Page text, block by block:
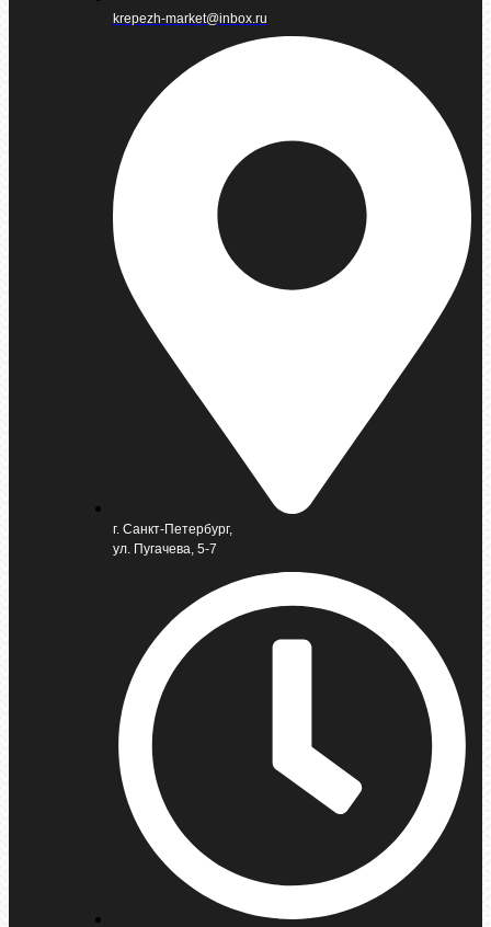
krepezh-market@inbox.ru
г. Санкт-Петербург,
ул. Пугачева, 5-7